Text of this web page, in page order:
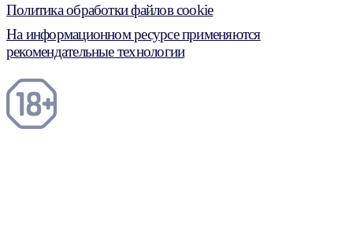
Политика обработки файлов cookie
На информационном ресурсе применяются
рекомендательные технологии